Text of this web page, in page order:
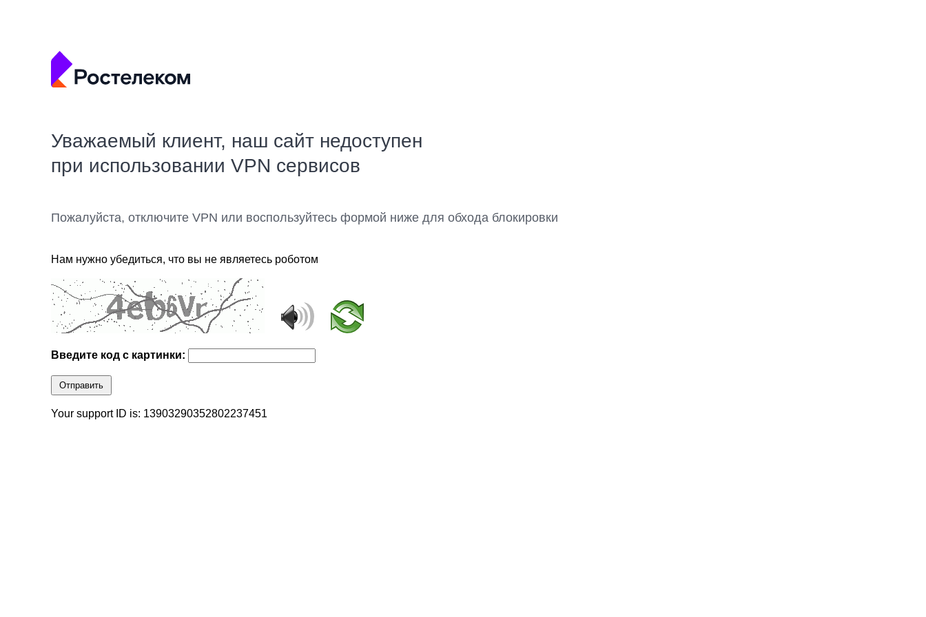
Уважаемый клиент, наш сайт недоступен
при использовании VPN сервисов
Пожалуйста, отключите VPN или воспользуйтесь формой ниже для обхода блокировки
Нам нужно убедиться, что вы не являетесь роботом
Введите код с картинки:
Отправить
Your support ID is: 13903290352802237451